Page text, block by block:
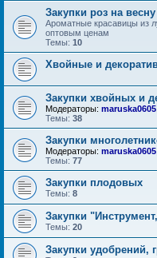
Закупки роз на весну
Ароматные красавицы из
оптовым ценам
Темы: 10
Хвойные и
Закупки хвойных и
Модераторы: maruska0605
Темы: 38
Закупки
Модераторы: maruska0605
Темы: 77
Закупки плодовых
Темы: 8
Закупки
Темы: 20
Закупки удобрений,